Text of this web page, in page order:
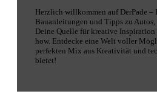
Herzlich willkommen auf DerPade –
Bauanleitungen und Tipps zu
Deine Quelle für kreative
how. Entdecke eine Welt voller
perfekten Mix aus Kreativität und
bietet!